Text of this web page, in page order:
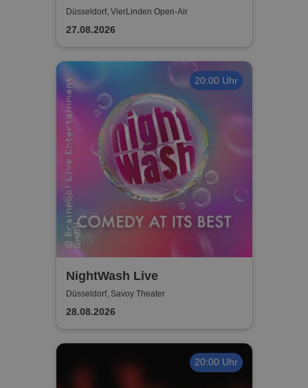
Düsseldorf, VierLinden Open-Air
27.08.2026
20:00 Uhr
NightWash Live
Düsseldorf, Savoy Theater
28.08.2026
20:00 Uhr